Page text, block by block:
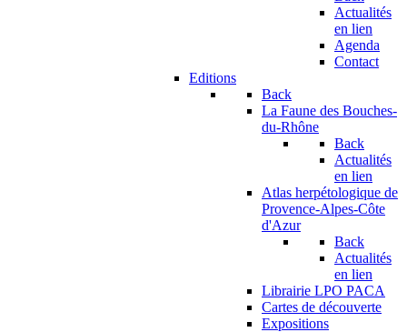
Actualités
en lien
Agenda
Contact
Editions
Back
La Faune des Bouches-
du-Rhône
Back
Actualités
en lien
Atlas herpétologique de
Provence-Alpes-Côte
d'Azur
Back
Actualités
en lien
Librairie LPO PACA
Cartes de découverte
Expositions